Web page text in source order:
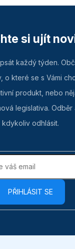
si ujít
každý týden.
o které se s Vámi
produkt, nebo
legislativa. Odběr
kdykoliv odhlásit.
PŘIHLÁSIT SE